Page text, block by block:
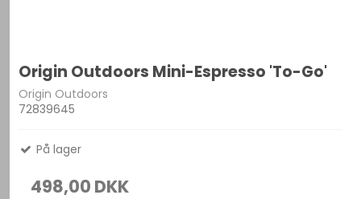
Origin Outdoors Mini-Espresso 'To-Go'
Origin Outdoors
72839645
På lager
498,00 DKK